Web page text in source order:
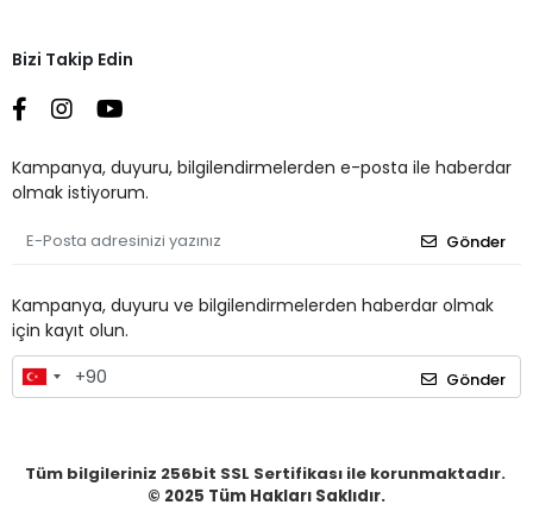
Bizi Takip Edin
Kampanya, duyuru, bilgilendirmelerden e-posta ile haberdar
olmak istiyorum.
Gönder
Kampanya, duyuru ve bilgilendirmelerden haberdar olmak
için kayıt olun.
Gönder
Tüm bilgileriniz 256bit SSL Sertifikası ile korunmaktadır.
© 2025 Tüm Hakları Saklıdır.